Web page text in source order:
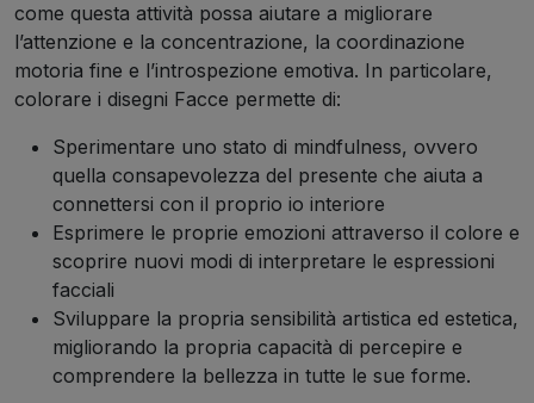
come questa attività possa aiutare a migliorare
l’attenzione e la concentrazione, la coordinazione
motoria fine e l’introspezione emotiva. In particolare,
colorare i disegni Facce permette di:
Sperimentare uno stato di mindfulness, ovvero
quella consapevolezza del presente che aiuta a
connettersi con il proprio io interiore
Esprimere le proprie emozioni attraverso il colore e
scoprire nuovi modi di interpretare le espressioni
facciali
Sviluppare la propria sensibilità artistica ed estetica,
migliorando la propria capacità di percepire e
comprendere la bellezza in tutte le sue forme.